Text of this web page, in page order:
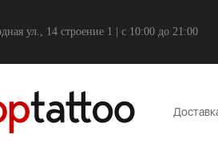
ул., 14 строение 1 | c 10:00 до 21:00